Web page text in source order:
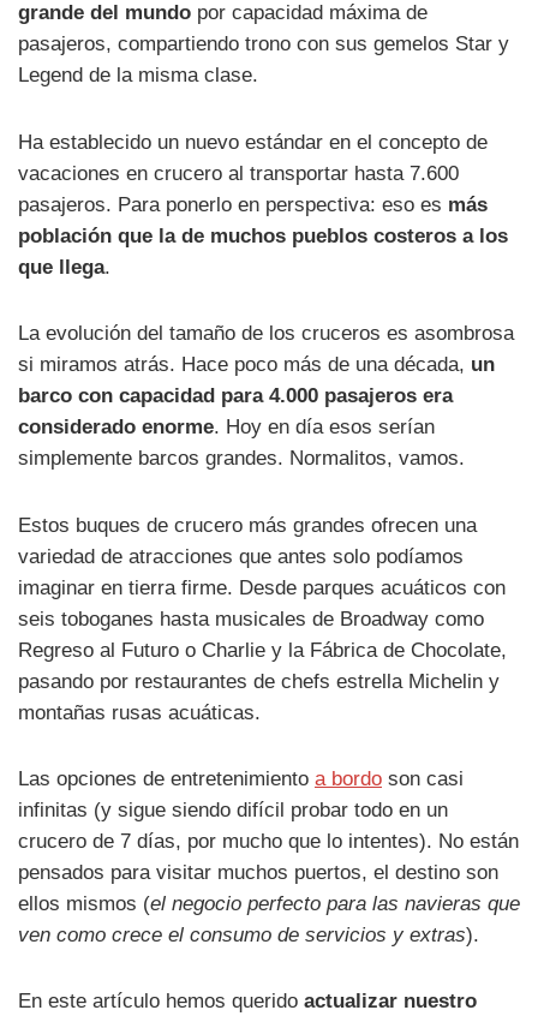
grande del mundo por capacidad máxima de
pasajeros, compartiendo trono con sus gemelos Star y
Legend de la misma clase.
Ha establecido un nuevo estándar en el concepto de
vacaciones en crucero al transportar hasta 7.600
pasajeros. Para ponerlo en perspectiva: eso es más
población que la de muchos pueblos costeros a los
que llega.
La evolución del tamaño de los cruceros es asombrosa
si miramos atrás. Hace poco más de una década, un
barco con capacidad para 4.000 pasajeros era
considerado enorme. Hoy en día esos serían
simplemente barcos grandes. Normalitos, vamos.
Estos buques de crucero más grandes ofrecen una
variedad de atracciones que antes solo podíamos
imaginar en tierra firme. Desde parques acuáticos con
seis toboganes hasta musicales de Broadway como
Regreso al Futuro o Charlie y la Fábrica de Chocolate,
pasando por restaurantes de chefs estrella Michelin y
montañas rusas acuáticas.
Las opciones de entretenimiento a bordo son casi
infinitas (y sigue siendo difícil probar todo en un
crucero de 7 días, por mucho que lo intentes). No están
pensados para visitar muchos puertos, el destino son
ellos mismos (el negocio perfecto para las navieras que
ven como crece el consumo de servicios y extras).
En este artículo hemos querido actualizar nuestro